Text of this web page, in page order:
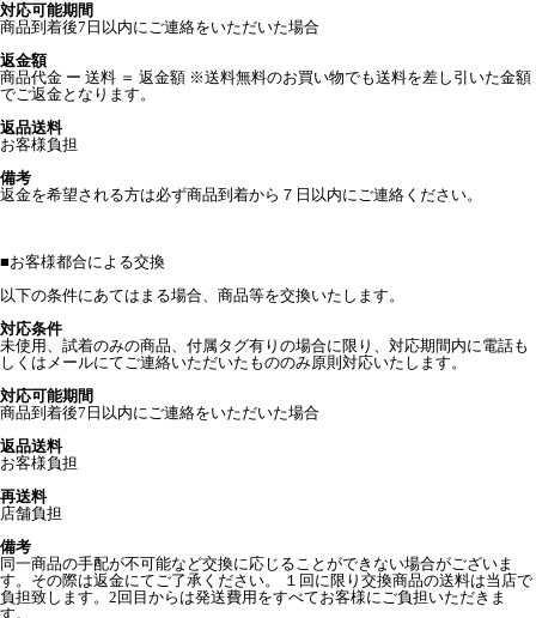
対応可能期間
商品到着後7日以内にご連絡をいただいた場合
返金額
商品代金 ー 送料 ＝ 返金額 ※送料無料のお買い物でも送料を差し引いた金額
でご返金となります。
返品送料
お客様負担
備考
返金を希望される方は必ず商品到着から７日以内にご連絡ください。
■お客様都合による交換
以下の条件にあてはまる場合、商品等を交換いたします。
対応条件
未使用、試着のみの商品、付属タグ有りの場合に限り、対応期間内に電話も
しくはメールにてご連絡いただいたもののみ原則対応いたします。
対応可能期間
商品到着後7日以内にご連絡をいただいた場合
返品送料
お客様負担
再送料
店舗負担
備考
同一商品の手配が不可能など交換に応じることができない場合がございま
す。その際は返金にてご了承ください。 １回に限り交換商品の送料は当店で
負担致します。2回目からは発送費用をすべてお客様にご負担いただきま
す。